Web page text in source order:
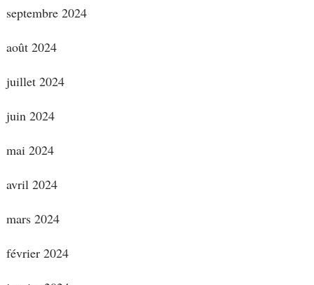
septembre 2024
août 2024
juillet 2024
juin 2024
mai 2024
avril 2024
mars 2024
février 2024